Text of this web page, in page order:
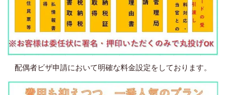
配偶者ビザ申請において明確な料金設定をしております。